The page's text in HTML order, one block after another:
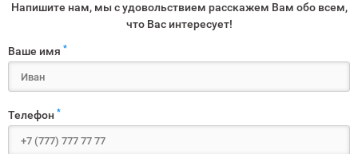
Напишите нам, мы с удовольствием расскажем Вам обо всем,
что Вас интересует!
Ваше имя *
Телефон *